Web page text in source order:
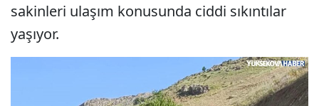
sakinleri ulaşım konusunda ciddi sıkıntılar
yaşıyor.